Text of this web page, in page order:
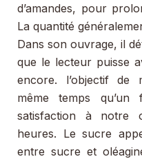
d’amandes, pour
La quantité
Dans son ouvrage, il
que le lecteur puisse
encore. l’objectif de
même temps
satisfaction à notre
heures. Le sucre
entre sucre et